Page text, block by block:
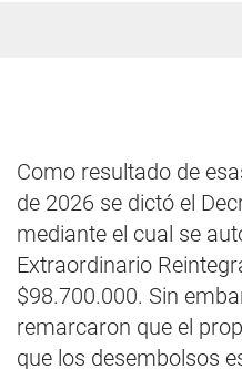
Como resultado de
de 2026 se dictó el
mediante el cual se
Extraordinario
$98.700.000. Sin
remarcaron que el
que los desembolsos